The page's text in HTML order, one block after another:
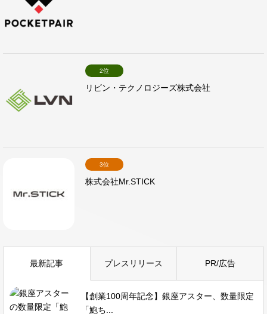
2位
リビン・テクノロジーズ株式会社
3位
株式会社Mr.STICK
最新記事 プレスリリース PR/広告
【創業100周年記念】銀座アスター、数量限定
「鮑ち...